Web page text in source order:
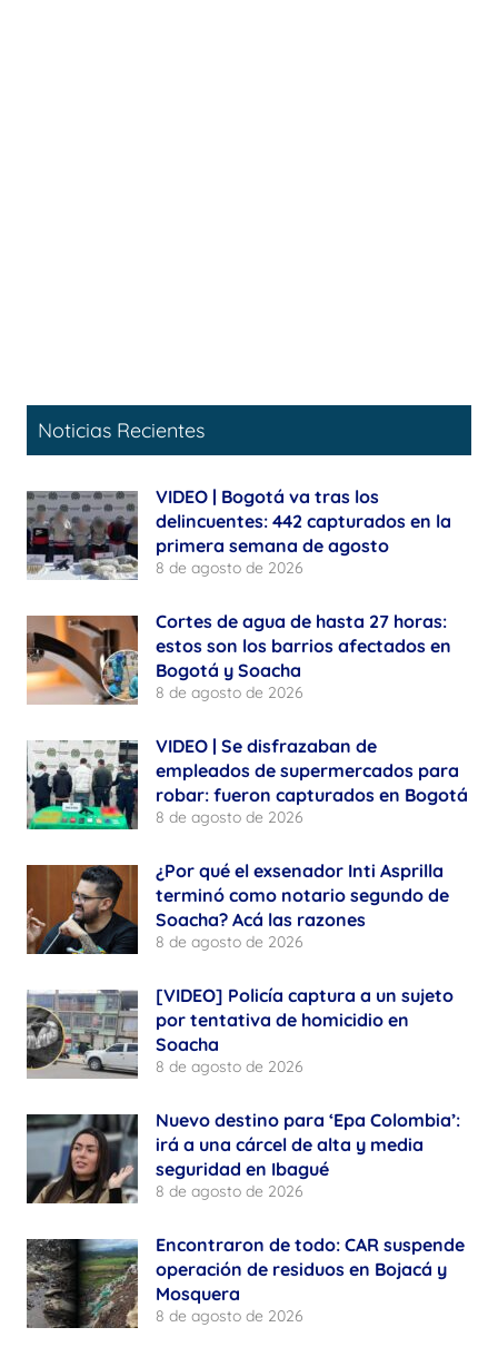
Noticias Recientes
VIDEO | Bogotá va tras los
delincuentes: 442 capturados en la
primera semana de agosto
8 de agosto de 2026
Cortes de agua de hasta 27 horas:
estos son los barrios afectados en
Bogotá y Soacha
8 de agosto de 2026
VIDEO | Se disfrazaban de
empleados de supermercados para
robar: fueron capturados en Bogotá
8 de agosto de 2026
¿Por qué el exsenador Inti Asprilla
terminó como notario segundo de
Soacha? Acá las razones
8 de agosto de 2026
[VIDEO] Policía captura a un sujeto
por tentativa de homicidio en
Soacha
8 de agosto de 2026
Nuevo destino para ‘Epa Colombia’:
irá a una cárcel de alta y media
seguridad en Ibagué
8 de agosto de 2026
Encontraron de todo: CAR suspende
operación de residuos en Bojacá y
Mosquera
8 de agosto de 2026